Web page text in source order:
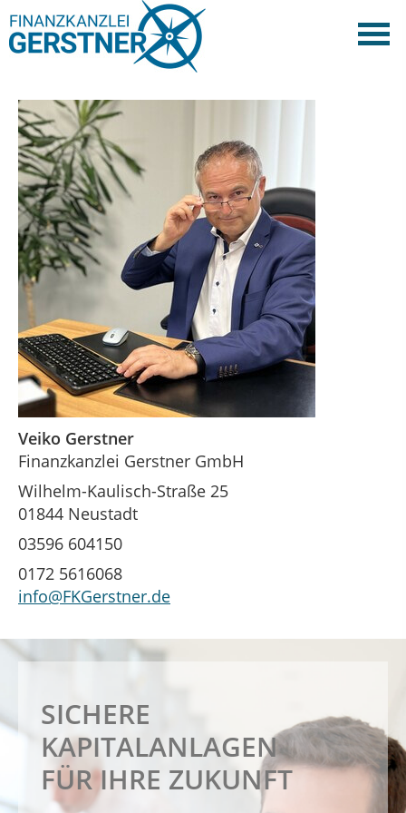
Veiko Gerstner
Finanzkanzlei Gerstner GmbH
Wilhelm-Kaulisch-Straße 25
01844 Neustadt
03596 604150
0172 5616068
info@FKGerstner.de
SICHERE
KAPITALANLAGEN
FÜR IHRE ZUKUNFT
PROFESSIONELLE
RUHESTANDSPLANUNG
Ihre Vorsorge in sicheren Händen
FINANZIERUNG
IHRER TRÄUME
Ihre Finanzen in sicheren Händen